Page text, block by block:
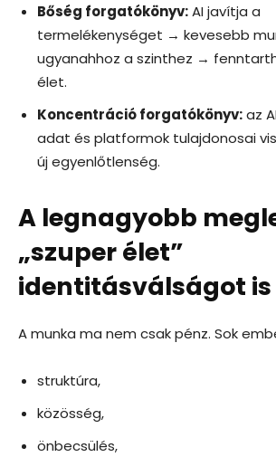
Bőség forgatókönyv:AI javítja a
termelékenységet → kevesebb
ugyanahhoz a szinthez →
élet.
Koncentráció forgatókönyv:az
adat és platformok tulajdonosai
új egyenlőtlenség.
A legnagyobb
„szuper élet”
identitásválságot
A munka ma nem csak pénz. Sok
struktúra,
közösség,
önbecsülés,